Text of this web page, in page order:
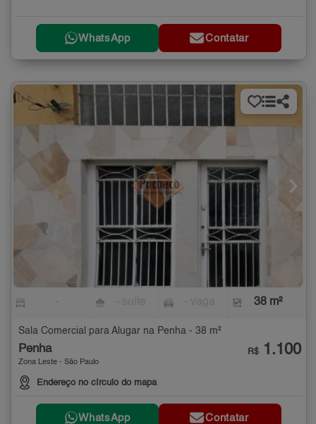
WhatsApp Contatar
38 m²
Sala Comercial para Alugar na Penha - 38 m²
Penha
Zona Leste - São Paulo
Endereço no círculo do mapa
R$ 1.100
WhatsApp Contatar